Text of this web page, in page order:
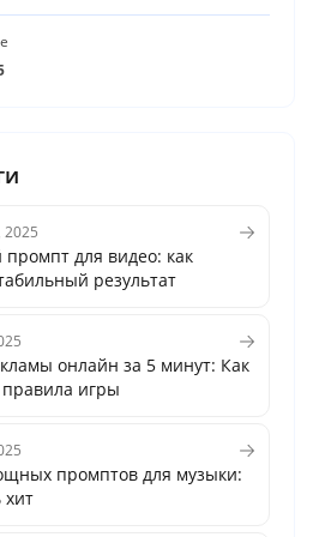
2025
для видео: как
результат
онлайн за 5 минут: Как
игры
промптов для музыки:
хит